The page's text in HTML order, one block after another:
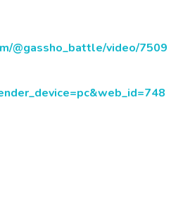
@gassho_battle/video/7509